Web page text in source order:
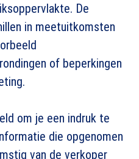
De
in meetuitkomsten
of beperkingen
om je een indruk te
die opgenomen
van de verkoper